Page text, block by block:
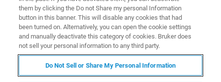
活动简介
2026年布鲁克磁共振校园行首站将于3月26日在福建厦门
them by clicking the Do not Share my personal Information
button in this banner. This will disable any cookies that had
been turned on. Alternatively, you can open the cookie settings
and manually deactivate this category of cookies. Bruker does
not sell your personal information to any third party.
Do Not Sell or Share My Personal Information